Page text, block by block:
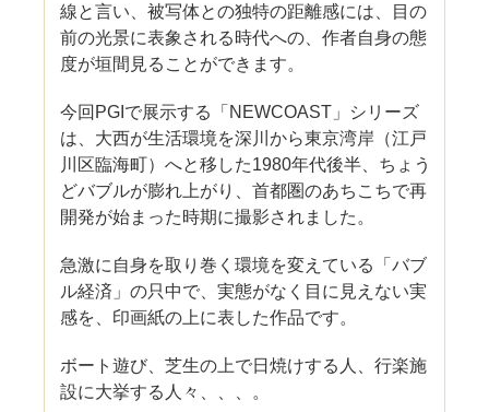
線と言い、被写体との独特の距離感には、目の
前の光景に表象される時代への、作者自身の態
度が垣間見ることができます。
今回PGIで展示する「NEWCOAST」シリーズ
は、大西が生活環境を深川から東京湾岸（江戸
川区臨海町）へと移した1980年代後半、ちょう
どバブルが膨れ上がり、首都圏のあちこちで再
開発が始まった時期に撮影されました。
急激に自身を取り巻く環境を変えている「バブ
ル経済」の只中で、実態がなく目に見えない実
感を、印画紙の上に表した作品です。
ボート遊び、芝生の上で日焼けする人、行楽施
設に大挙する人々、、、。